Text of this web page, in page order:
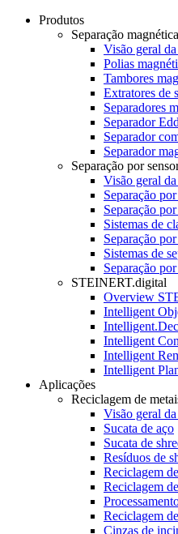
Produtos
Separação magnética
Visão geral
Polias
Tambores
Extratores de
Separadores
Separador
Separador
Separador
Separação por
Visão geral
Separação
Separação
Sistemas de
Separação
Sistemas de
Separação
STEINERT.digital
Overview
Intelligent
Intelligent
Intelligent
Intelligent
Aplicações
Reciclagem de
Visão geral
Sucata de aço
Sucata de
Resíduos de
Reciclagem
Reciclagem
Reciclagem
Cinzas de